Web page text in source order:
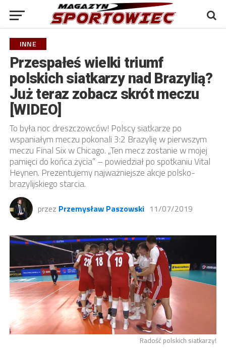
INNE
Przespałeś wielki triumf
polskich siatkarzy nad Brazylią?
Już teraz zobacz skrót meczu
[WIDEO]
To była noc dreszczowców! Polscy siatkarze po
wspaniałym meczu pokonali 3:2 Brazylię w pierwszym
meczu Final Six w Chicago. „Ten mecz zostanie w mojej
pamięci do końca życia” – powiedział po spotkaniu Vital
Heynen. Prezentujemy najważniejsze akcje polsko-
brazylijskiego starcia.
przez Przemysław Paszowski 11/07/2019
Radość polskich siatkarzy!